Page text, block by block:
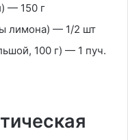
— 150 г
лимона) — 1/2 шт
100 г) — 1 пуч.